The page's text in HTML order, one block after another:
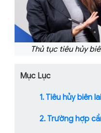
Thủ tục tiêu hủy
Mục Lục
1. Tiêu hủy biên
2. Trường hợp